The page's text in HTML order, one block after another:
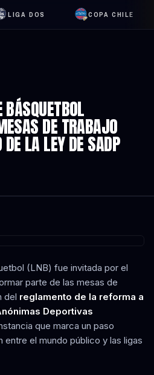
LIGA DOS COPA CHILE
DE TRABAJO
LA LEY DE SADP
(LNB) fue invitada por el
parte de las mesas de
del reglamento de la reforma a
Deportivas
que marca un paso
entre el mundo público y las ligas